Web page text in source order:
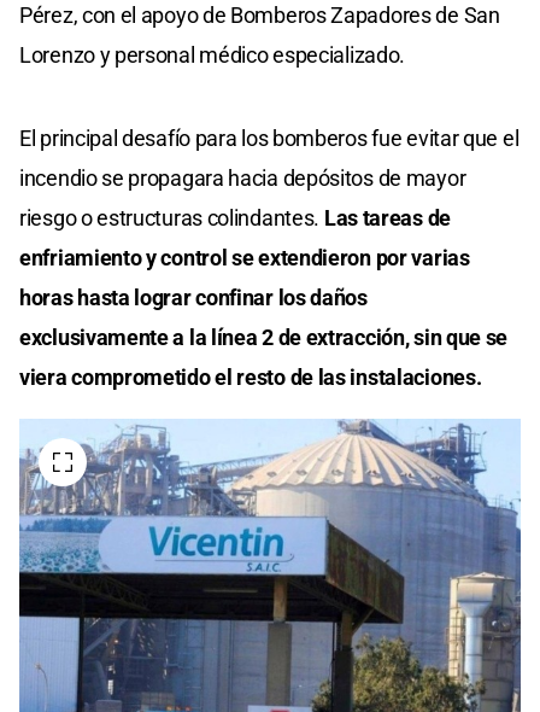
Pérez, con el apoyo de Bomberos Zapadores de San
Lorenzo y personal médico especializado.
El principal desafío para los bomberos fue evitar que el
incendio se propagara hacia depósitos de mayor
riesgo o estructuras colindantes. Las tareas de
enfriamiento y control se extendieron por varias
horas hasta lograr confinar los daños
exclusivamente a la línea 2 de extracción, sin que se
viera comprometido el resto de las instalaciones.